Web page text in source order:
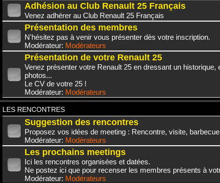
Adhésion au Club Renault 25 Français
Venez adhérer au Club Renault 25 Français
Présentation des membres
N'hésitez pas à venir vous présenter dès votre inscription.
Modérateur: Modérateurs
Présentation de votre Renault 25
Venez présenter votre Renault 25 en dressant un historique,
photos...
Le CV de votre 25 !
Modérateur: Modérateurs
LES RENCONTRES
Suggestion des rencontres
Proposez vos idées de meeting : Rencontre, visite,
Modérateur: Modérateurs
Les prochains meetings
Ici les rencontres organisées et datées.
Ne postez ici que pour recenser les membres présents à
Modérateur: Modérateurs